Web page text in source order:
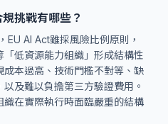
挑戰有哪些？
AI Act雖採風險比例原則，
低資源能力組織」形成結構性
本過高、技術門檻不對等、缺
及難以負擔第三方驗證費用。
在實際執行時面臨嚴重的結構